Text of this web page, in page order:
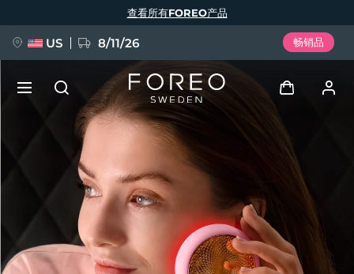
查看所有FOREO产品
US 8/11/26 畅销品
用户信息
我的设备
我的订单
FAQ™ Pure Beauty-Tech Elixir
BREAKING NEWS
Deutsch
Español
Français
Italiano
Português